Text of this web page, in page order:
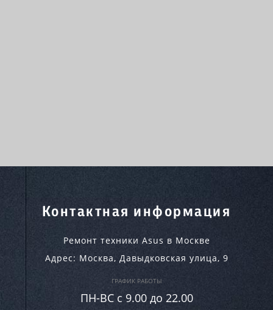
Контактная информация
Ремонт техники Asus в Москве
Адрес: Москва, Давыдковская улица, 9
ГРАФИК РАБОТЫ
ПН-ВC c 9.00 до 22.00